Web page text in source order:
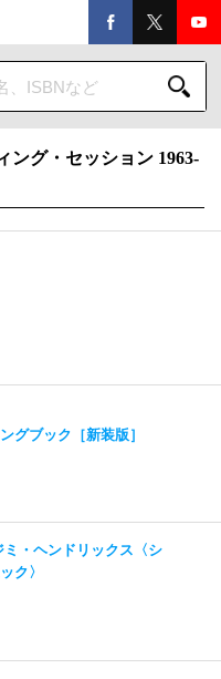
ング・セッション 1963-
グブック［新装版］
・ヘンドリックス〈シ
ク〉